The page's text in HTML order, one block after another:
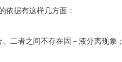
依据有这样几方面：
者之间不存在固－液分离现象；